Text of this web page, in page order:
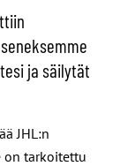
ja säilytät
JHL:n
on tarkoitettu